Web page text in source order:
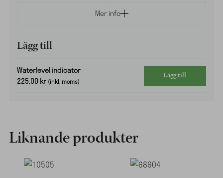
Mer info
Lägg till
Waterlevel indicator
225.00kr (inkl. moms)
Lägg till
Liknande produkter